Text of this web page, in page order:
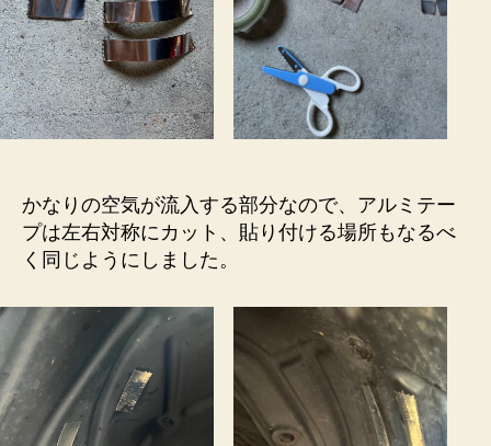
かなりの空気が流入する部分なので、アルミテー
プは左右対称にカット、貼り付ける場所もなるべ
く同じようにしました。